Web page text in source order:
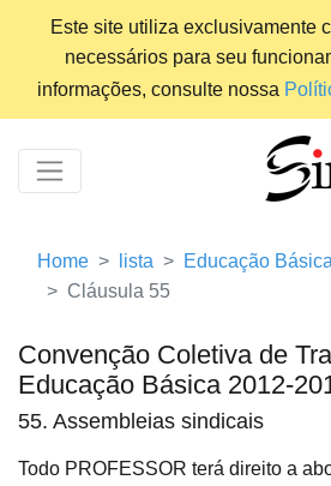
Este site utiliza exclusivamente
necessários para seu
informações, consulte nossa
Home lista Educação Básica
Cláusula 55
Convenção Coletiva de
Educação Básica 2012-
55. Assembleias sindicais
Todo PROFESSOR terá direito a